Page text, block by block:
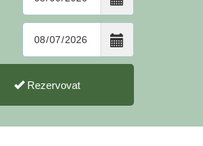
Rezervovat